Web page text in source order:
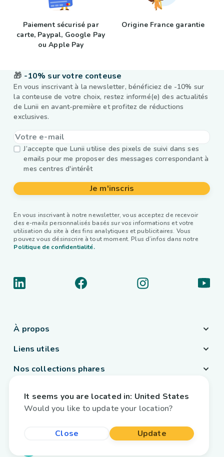
Paiement sécurisé par
carte, Paypal, Google Pay
ou Apple Pay
Origine France garantie
🎁 -10% sur votre conteuse
En vous inscrivant à la newsletter, bénéficiez de -10% sur
la conteuse de votre choix, restez informé(e) des actualités
de Lunii en avant-première et profitez de réductions
exclusives.
J’accepte que Lunii utilise des pixels de suivi dans ses
emails pour me proposer des messages correspondant à
mes centres d'intérêt
Je m'inscris
En vous inscrivant à notre newsletter, vous acceptez de recevoir
des e-mails personnalisés basés sur vos informations et votre
utilisation du site à des fins analytiques et publicitaires. Vous
pouvez vous désinscrire à tout moment. Plus d’infos dans notre
Politique de confidentialité.
À propos
Liens utiles
Nos collections phares
Belgique Français
It seems you are located in: United States
Would you like to update your location?
Close Update